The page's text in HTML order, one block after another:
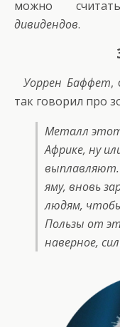
можно
дивидендов.
Уоррен Баффет,
так говорил про
Металл
Африке, ну
яму, вновь
людям,
Пользы от
наверное,